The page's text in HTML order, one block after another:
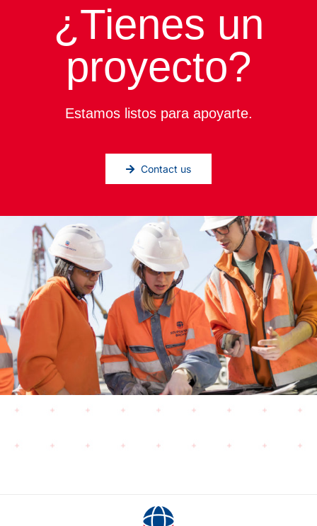
¿Tienes un
proyecto?
Estamos listos para apoyarte.
Contact us